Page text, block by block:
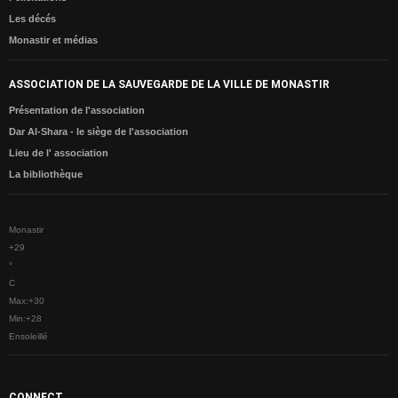
Activités de l'Association
ACTIVITÉS
Fête de la ville 2017
Fête de la ville 2016
Le Colloque Scientifique National : Kairouan et Monastir..Histoire et
Civilisation
NEWS DE MONASTIR
Les décés
Monastir et médias
ASSOCIATION DE LA SAUVEGARDE DE LA VILLE DE MONASTIR
Présentation de l'association
Dar Al-Shara - le siège de l'association
Lieu de l' association
La bibliothèque
Monastir
+29
°
C
Max:+30
Min:+28
Ensoleillé